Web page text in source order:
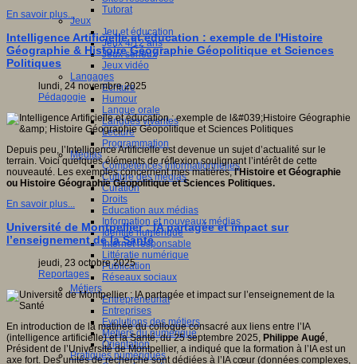
Tutorat
Jeux
Jeu et éducation
Jeux 4/12 ans
Jeux sérieux
Jeux vidéo
Langages
Ecriture
Humour
Langue orale
Langues vivantes
Lecture
Programmation
Médias
Compétences informationnelles
Culture des médias
Curation
Droits
Education aux médias
Information et nouveaux médias
Identité numérique
Internet responsable
Littératie numérique
Publication
Réseaux sociaux
Métiers
Entrepreneuriat
Entreprises
Evolutions des métiers
Métiers du numérique
Orientation
Pratiques numériques
En savoir plus...
Intelligence Artificielle et éducation : exemple de l'Histoire
Géographie & Histoire Géographie Géopolitique et Sciences
Politiques
lundi, 24 novembre 2025
Pédagogie
Depuis peu, l’Intelligence Artificielle est devenue un sujet d’actualité sur le
terrain. Voici quelques éléments de réflexion soulignant l’intérêt de cette
nouveauté. Les exemples concernent mes matières,l'Histoire et Géographie
ou Histoire Géographie Géopolitique et Sciences Politiques.
En savoir plus...
Université de Montpellier : IA partagée et impact sur
l’enseignement de la Santé
jeudi, 23 octobre 2025
Reportages
En introduction de la matinée du colloque consacré aux liens entre l’IA
(intelligence artificielle) et la Santé, du 25 septembre 2025, Philippe Augé,
Président de l’Université de Montpellier, a indiqué que la formation à l’IA est un
axe fort. Des unités de recherche sont dédiées à l’IA cœur (données complexes,